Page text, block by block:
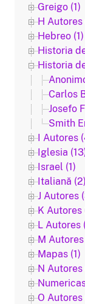
Greigo (1)
H Autores
Hebreo (1)
Historia
Historia
Carlos
Josefo
Smith
I Autores
Iglesia
Israel (1)
Italiană (2)
J Autores
K Autores
L Autores
M Autores
Mapas (1)
N Autores
O Autores